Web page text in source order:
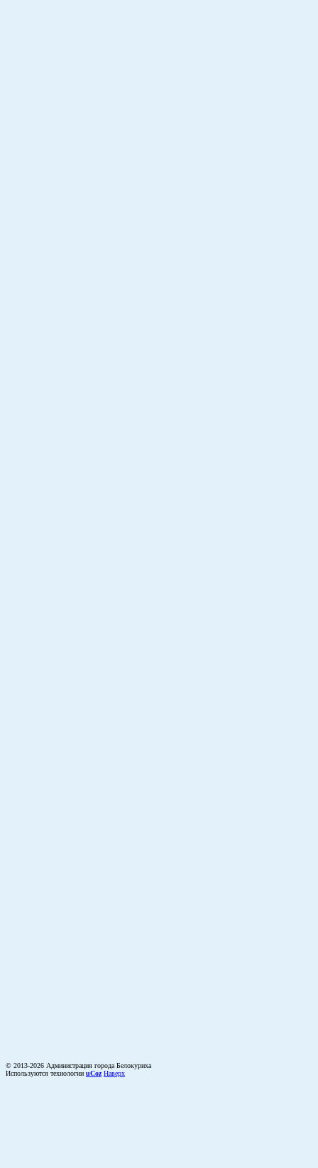
© 2013-2026 Администрация города Белокуриха
Используются технологии uCoz Наверх